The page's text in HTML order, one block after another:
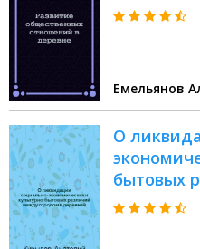
Емельянов
О
бытовых
городом и